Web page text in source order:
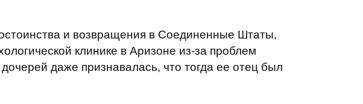
и возвращения в Соединенные Штаты,
клинике в Аризоне из-за проблем
даже признавалась, что тогда ее отец был